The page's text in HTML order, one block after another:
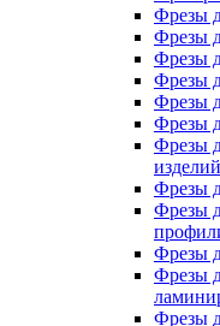
Фрезы
Фрезы
Фрезы
Фрезы
Фрезы
Фрезы
Фрезы
изделий
Фрезы
Фрезы
Фрезы
Фрезы
Фрезы